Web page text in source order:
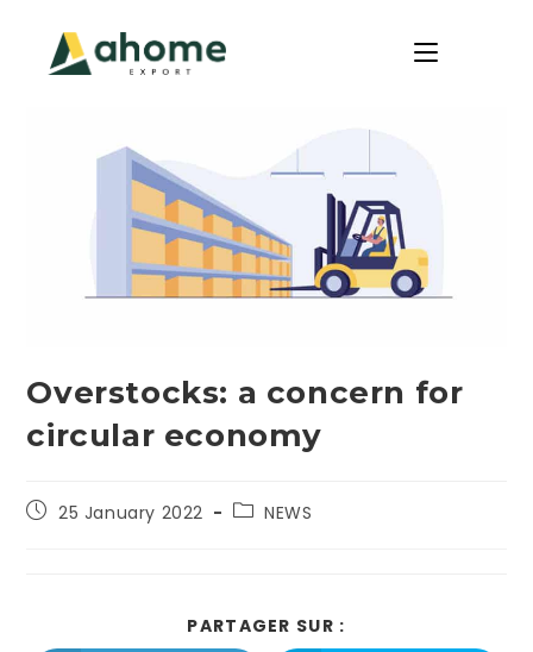
Overstocks: a concern for
circular economy
25 January 2022 NEWS
PARTAGER SUR :